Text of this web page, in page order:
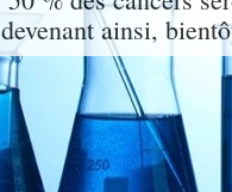
ainsi,